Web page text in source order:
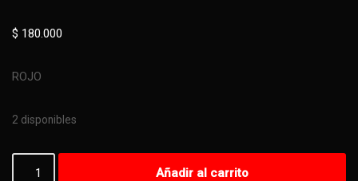
$ 180.000
ROJO
2 disponibles
Añadir al carrito